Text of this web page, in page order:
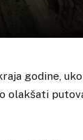
godine,
olakšati